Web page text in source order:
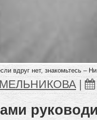
вдруг нет, знакомьтесь –